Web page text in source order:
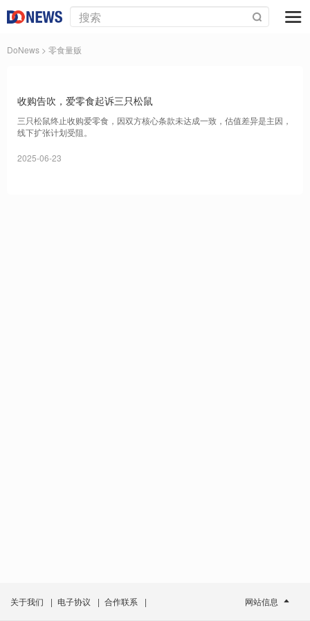
DoNews > 零食量贩
收购告吹，爱零食起诉三只松鼠
三只松鼠终止收购爱零食，因双方核心条款未达成一致，估值差异是主因，
线下扩张计划受阻。
2025-06-23
关于我们 | 电子协议 | 合作联系 | 网站信息